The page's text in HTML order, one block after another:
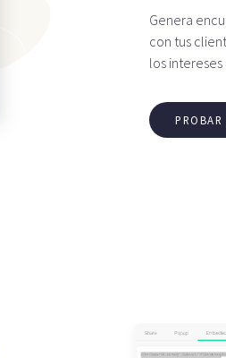
Genera
con tus
los
PROBAR